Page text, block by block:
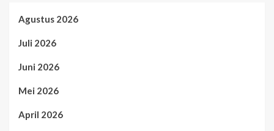
Agustus 2026
Juli 2026
Juni 2026
Mei 2026
April 2026